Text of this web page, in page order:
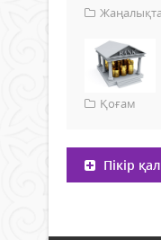
Қоғам
Пікір